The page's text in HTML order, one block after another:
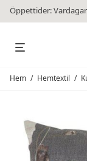
Öppettider:
Hem / Hemtextil /